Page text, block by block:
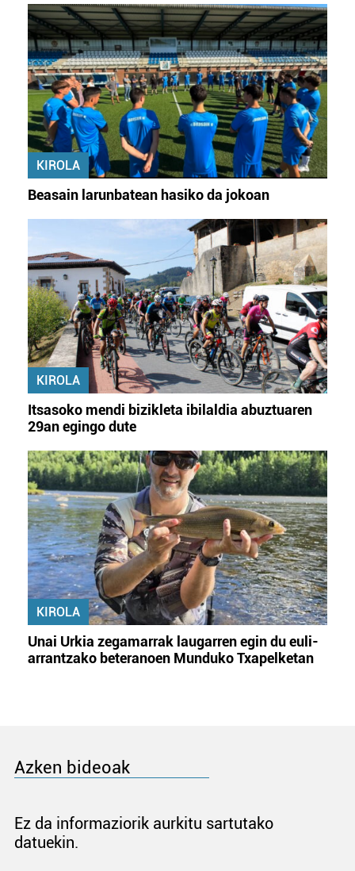
KIROLA
Beasain larunbatean hasiko da jokoan
KIROLA
Itsasoko mendi bizikleta ibilaldia abuztuaren
29an egingo dute
KIROLA
Unai Urkia zegamarrak laugarren egin du euli-
arrantzako beteranoen Munduko Txapelketan
Azken bideoak
Ez da informaziorik aurkitu sartutako
datuekin.